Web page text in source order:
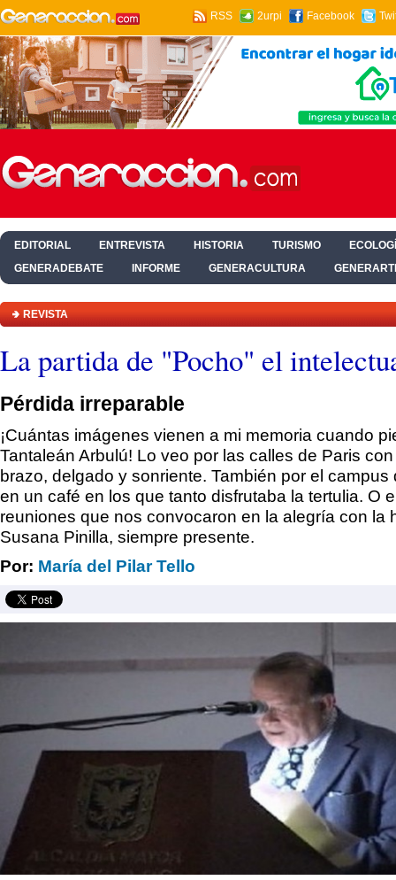
RSS 2urpi Facebook
EDITORIAL ENTREVISTA HISTORIA TURISMO
GENERADEBATE
INFORME GENERACULTURA
REVISTA
La partida de "Pocho" el
Pérdida irreparable
¡Cuántas imágenes vienen a mi memoria cuando
Tantaleán Arbulú! Lo veo por las calles de Paris
brazo, delgado y sonriente. También por el
en un café en los que tanto disfrutaba la tertulia. O
reuniones que nos convocaron en la alegría con la
Susana Pinilla, siempre presente.
Por: María del Pilar Tello